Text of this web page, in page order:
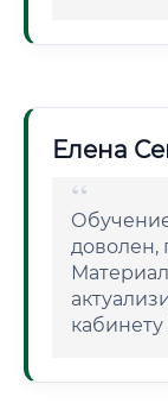
Елена
доволен,